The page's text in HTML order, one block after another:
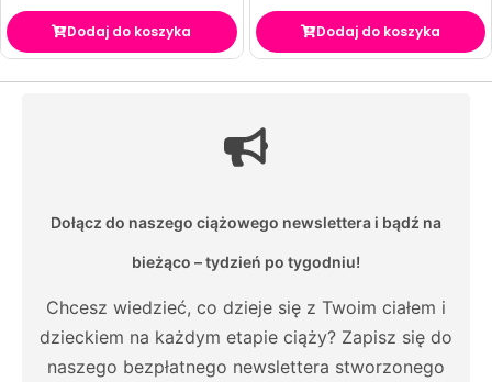
Dodaj do koszyka Dodaj do koszyka
Dołącz do naszego ciążowego newslettera i bądź na
bieżąco – tydzień po tygodniu!
Chcesz wiedzieć, co dzieje się z Twoim ciałem i
dzieckiem na każdym etapie ciąży? Zapisz się do
naszego bezpłatnego newslettera stworzonego